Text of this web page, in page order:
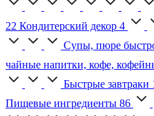
22 Кондитерский декор 4
Супы, пюре
чайные напитки, кофе,
Быстрые завтраки
Пищевые ингредиенты 86